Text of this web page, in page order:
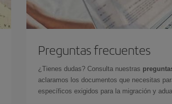
Preguntas frecuentes
¿Tienes dudas? Consulta nuestras
aclaramos los documentos que necesitas
específicos exigidos para la migración y